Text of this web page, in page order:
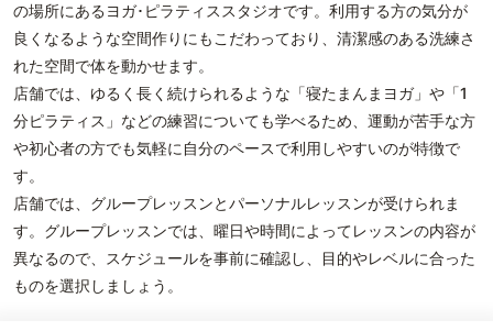
の場所にあるヨガ･ピラティススタジオです。利用する方の気分が
良くなるような空間作りにもこだわっており、清潔感のある洗練さ
れた空間で体を動かせます。
店舗では、ゆるく長く続けられるような「寝たまんまヨガ」や「1
分ピラティス」などの練習についても学べるため、運動が苦手な方
や初心者の方でも気軽に自分のペースで利用しやすいのが特徴で
す。
店舗では、グループレッスンとパーソナルレッスンが受けられま
す。グループレッスンでは、曜日や時間によってレッスンの内容が
異なるので、スケジュールを事前に確認し、目的やレベルに合った
ものを選択しましょう。